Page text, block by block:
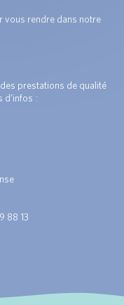
vous rendre dans notre
prestations de qualité
d’infos :
88 13